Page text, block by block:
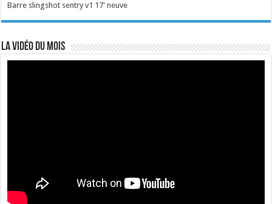
Barre slingshot sentry v1 17' neuve
La vidéo du mois